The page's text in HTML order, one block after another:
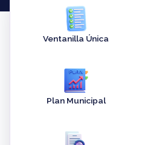
Ventanilla Única
Plan Municipal